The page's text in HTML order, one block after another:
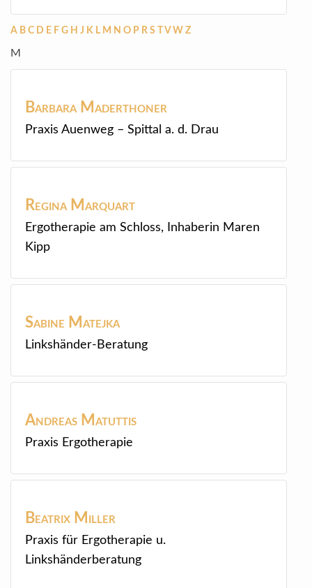
A B C D E F G H J K L M N O P R S TV W Z
M
Barbara Maderthoner
Praxis Auenweg – Spittal a. d. Drau
Regina Marquart
Ergotherapie am Schloss, Inhaberin Maren
Kipp
Sabine Matejka
Linkshänder-Beratung
Andreas Matuttis
Praxis Ergotherapie
Beatrix Miller
Praxis für Ergotherapie u.
Linkshänderberatung